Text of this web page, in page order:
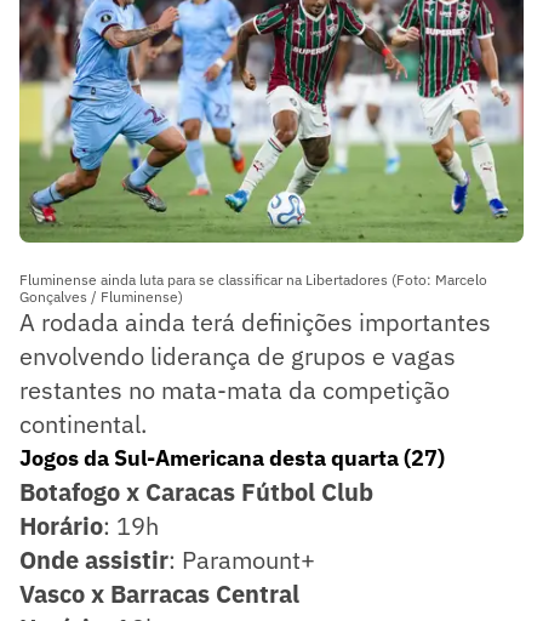
Fluminense ainda luta para se classificar na Libertadores (Foto: Marcelo
Gonçalves / Fluminense)
A rodada ainda terá definições importantes
envolvendo liderança de grupos e vagas
restantes no mata-mata da competição
continental.
Jogos da Sul-Americana desta quarta (27)
Botafogo x Caracas Fútbol Club
Horário: 19h
Onde assistir: Paramount+
Vasco x Barracas Central